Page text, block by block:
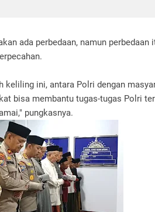
ada perbedaan, namun perbedaan
keliling ini, antara Polri dengan
bisa membantu tugas-tugas Polri
pungkasnya.